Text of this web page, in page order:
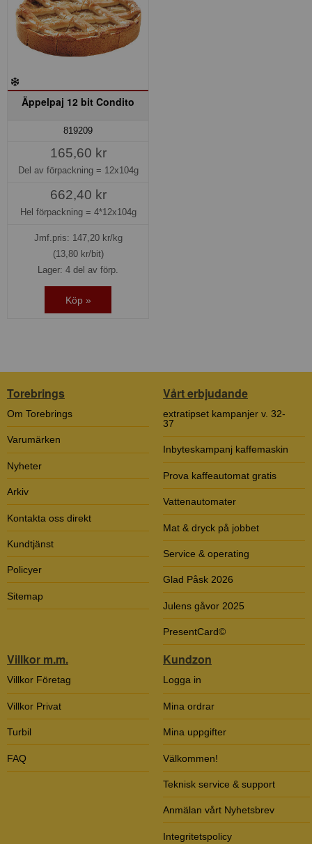
Äppelpaj 12 bit Condito
819209
165,60 kr
Del av förpackning = 12x104g
662,40 kr
Hel förpackning = 4*12x104g
Jmf.pris: 147,20kr/kg
(13,80 kr/bit)
Lager: 4 del av förp.
Köp »
Torebrings
Om Torebrings
Varumärken
Nyheter
Arkiv
Kontakta oss direkt
Kundtjänst
Policyer
Sitemap
Vårt erbjudande
extratipset kampanjer v. 32-
37
Inbyteskampanj kaffemaskin
Prova kaffeautomat gratis
Vattenautomater
Mat & dryck på jobbet
Service & operating
Glad Påsk 2026
Julens gåvor 2025
PresentCard©
Villkor m.m.
Villkor Företag
Villkor Privat
Turbil
FAQ
Kundzon
Logga in
Mina ordrar
Mina uppgifter
Välkommen!
Teknisk service & support
Anmälan vårt Nyhetsbrev
Integritetspolicy